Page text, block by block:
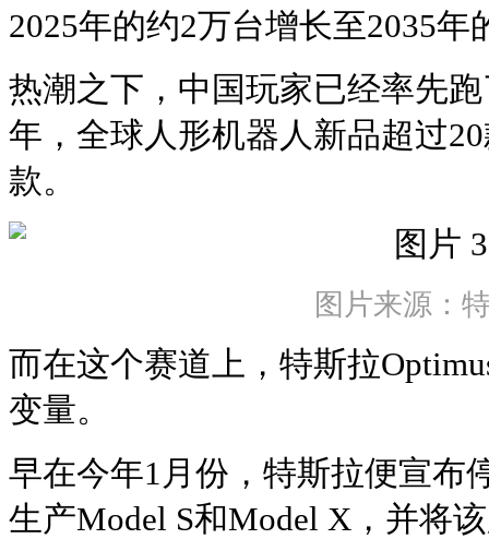
2025年的约2万台增长至2035年
热潮之下，中国玩家已经率先
年，全球人形机器人新品超过
款。
图片来源：
而在这个赛道上，特斯拉
变量。
早在今年1月份，特斯拉便宣布
生产Model S和Model X，并将